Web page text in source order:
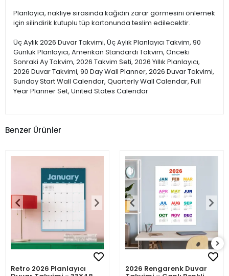
Planlayıcı, nakliye sırasında kağıdın zarar görmesini önlemek
için silindirik kutuplu tüp kartonunda teslim edilecektir.
Üç Aylık 2026 Duvar Takvimi, Üç Aylık Planlayıcı Takvim, 90
Günlük Planlayıcı, Amerikan Standardı Takvim, Önceki
Sonraki Ay Takvim, 2026 Takvim Seti, 2026 Yıllık Planlayıcı,
2026 Duvar Takvimi, 90 Day Wall Planner, 2026 Duvar Takvimi,
Sunday Start Wall Calendar, Quarterly Wall Calendar, Full
Year Planner Set, United States Calendar
Benzer Ürünler
Retro 2026 Planlayıcı 2026 Rengarenk Duvar